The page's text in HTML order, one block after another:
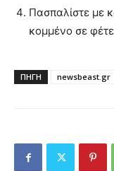
Πασπαλίστε με
κομμένο σε
ΠΗΓΗ newsbeast.gr